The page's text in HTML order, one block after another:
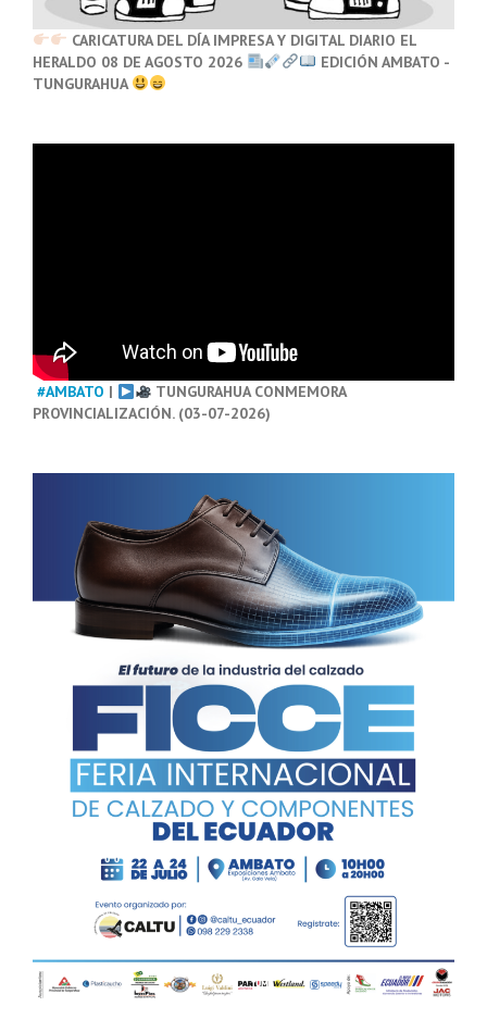
CARICATURA DEL DÍA IMPRESA Y DIGITAL DIARIO EL
HERALDO 08 DE AGOSTO 2026
EDICIÓN AMBATO -
TUNGURAHUA
#AMBATO |
TUNGURAHUA CONMEMORA
PROVINCIALIZACIÓN. (03-07-2026)